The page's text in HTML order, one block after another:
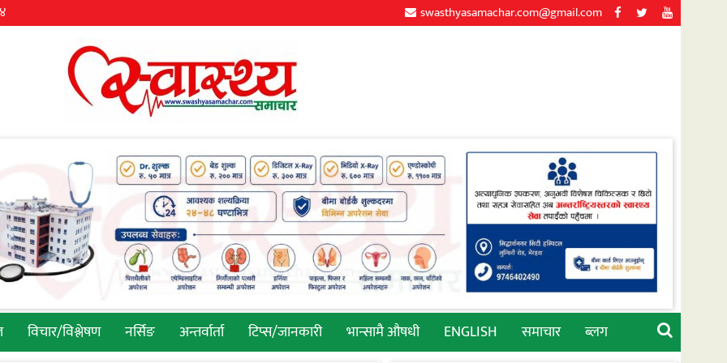
swasthyasamachar.com@gmail.com
विचार/विश्लेषण नर्सिङ अन्तर्वार्ता टिप्स/जानकारी भान्सामै औषधी ENGLISH समाचार ब्लग